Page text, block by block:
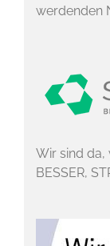
werdenden
Wir sind da,
BESSER,